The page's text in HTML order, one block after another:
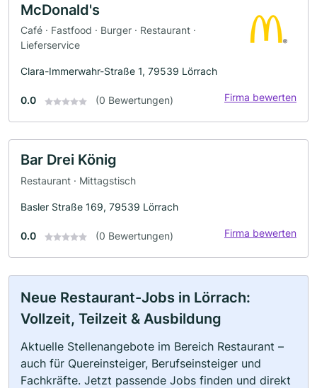
McDonald's
Café · Fastfood · Burger · Restaurant ·
Lieferservice
Clara-Immerwahr-Straße 1, 79539 Lörrach
0.0 (0 Bewertungen) Firma bewerten
Bar Drei König
Restaurant · Mittagstisch
Basler Straße 169, 79539 Lörrach
0.0 (0 Bewertungen) Firma bewerten
Neue Restaurant-Jobs in Lörrach:
Vollzeit, Teilzeit & Ausbildung
Aktuelle Stellenangebote im Bereich Restaurant –
auch für Quereinsteiger, Berufseinsteiger und
Fachkräfte. Jetzt passende Jobs finden und direkt